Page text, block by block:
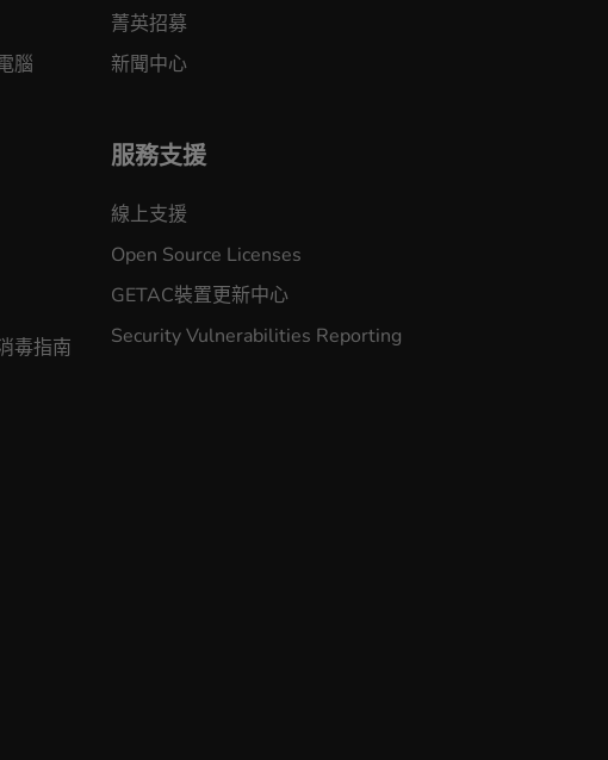
腦
毒指南
菁英招募
新聞中心
服務支援
線上支援
Open Source Licenses
GETAC裝置更新中心
Security Vulnerabilities Reporting